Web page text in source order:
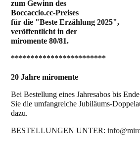
zum Gewinn des
Boccaccio.cc-Preises
für die "Beste Erzählung 2025",
veröffentlicht in der
miromente 80/81.
************************
20 Jahre miromente
Bei Bestellung eines Jahresabos bis
Sie die umfangreiche Jubiläums-
dazu.
BESTELLUNGEN UNTER: